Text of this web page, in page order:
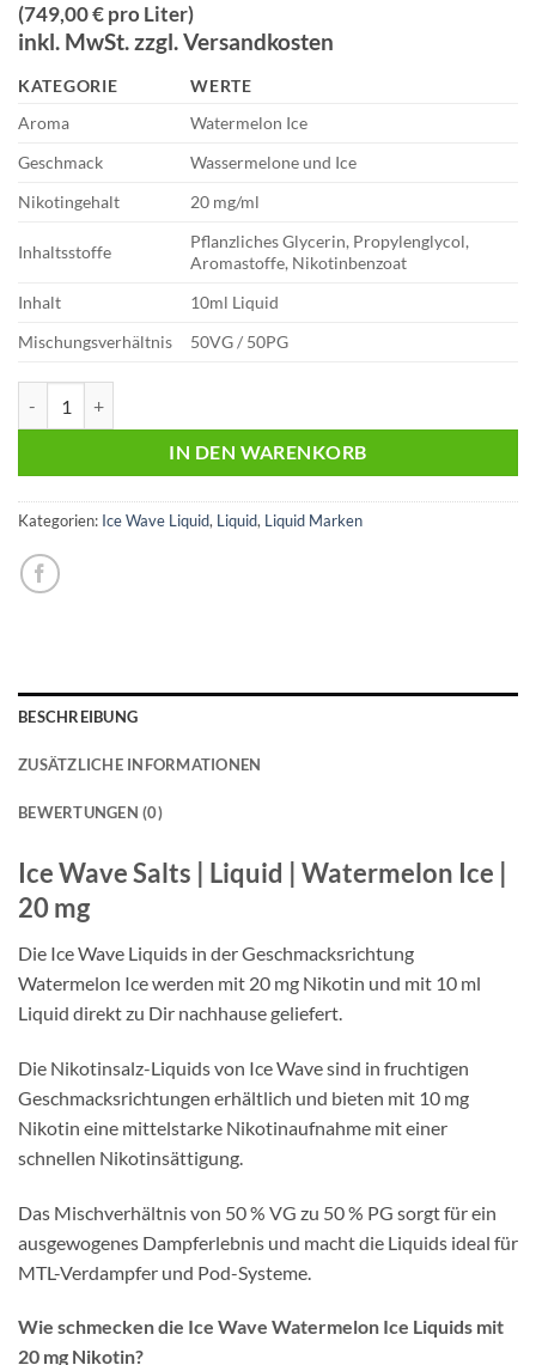
(749,00 € pro Liter)
inkl. MwSt. zzgl. Versandkosten
KATEGORIE
WERTE
Aroma
Watermelon Ice
Geschmack
Wassermelone und Ice
Nikotingehalt
20 mg/ml
Inhaltsstoffe
Pflanzliches Glycerin, Propylenglycol,
Aromastoffe, Nikotinbenzoat
Inhalt
10ml Liquid
Mischungsverhältnis
50VG / 50PG
IN DEN WARENKORB
Kategorien: Ice Wave Liquid, Liquid, Liquid Marken
BESCHREIBUNG
ZUSÄTZLICHE INFORMATIONEN
BEWERTUNGEN (0)
Ice Wave Salts | Liquid | Watermelon Ice |
20 mg
Die Ice Wave Liquids in der Geschmacksrichtung
Watermelon Ice werden mit 20 mg Nikotin und mit 10 ml
Liquid direkt zu Dir nachhause geliefert.
Die Nikotinsalz-Liquids von Ice Wave sind in fruchtigen
Geschmacksrichtungen erhältlich und bieten mit 10 mg
Nikotin eine mittelstarke Nikotinaufnahme mit einer
schnellen Nikotinsättigung.
Das Mischverhältnis von 50 % VG zu 50 % PG sorgt für ein
ausgewogenes Dampferlebnis und macht die Liquids ideal für
MTL-Verdampfer und Pod-Systeme.
Wie schmecken die Ice Wave Watermelon Ice Liquids mit
20 mg Nikotin?